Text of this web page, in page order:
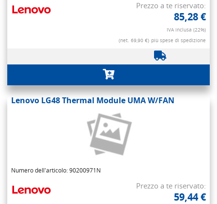
Prezzo a te riservato:
85,28 €
IVA inclusa (22%)
(net. 69,90 €) più spese di spedizione
Lenovo LG48 Thermal Module UMA W/FAN
Numero dell'articolo: 90200971N
Prezzo a te riservato:
59,44 €